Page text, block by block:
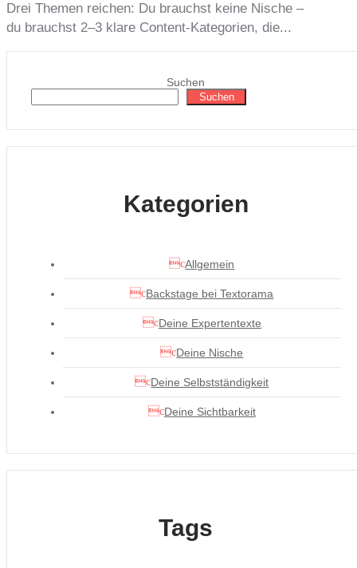
Drei Themen reichen: Du brauchst keine Nische –
du brauchst 2–3 klare Content-Kategorien, die...
Suchen
Suchen
Kategorien
Allgemein
Backstage bei Textorama
Deine Expertentexte
Deine Nische
Deine Selbstständigkeit
Deine Sichtbarkeit
Tags